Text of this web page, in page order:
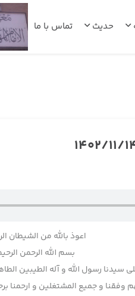
حدیث تماس با ما
اعوذ بالله من الشیطان
بسم الله الرحمن
سیدنا رسول الله و آله الطیبین
وفقنا و جمیع المشتغلین و ارحمنا